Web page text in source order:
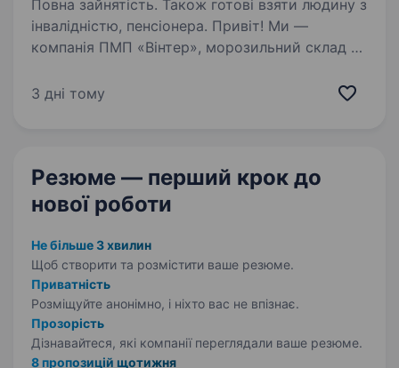
Повна зайнятість. Також готові взяти людину з
інвалідністю, пенсіонера. Привіт! Ми —
компанія ПМП «Вінтер», морозильний склад у
Підтримувати порядок і чистоту. Виконувати
3 дні тому
Резюме — перший крок до
нової роботи
Не більше 3 хвилин
Щоб створити та розмістити ваше резюме.
Приватність
Розміщуйте анонімно, і ніхто вас не впізнає.
Прозорість
Дізнавайтеся, які компанії переглядали ваше резюме.
8 пропозицій щотижня